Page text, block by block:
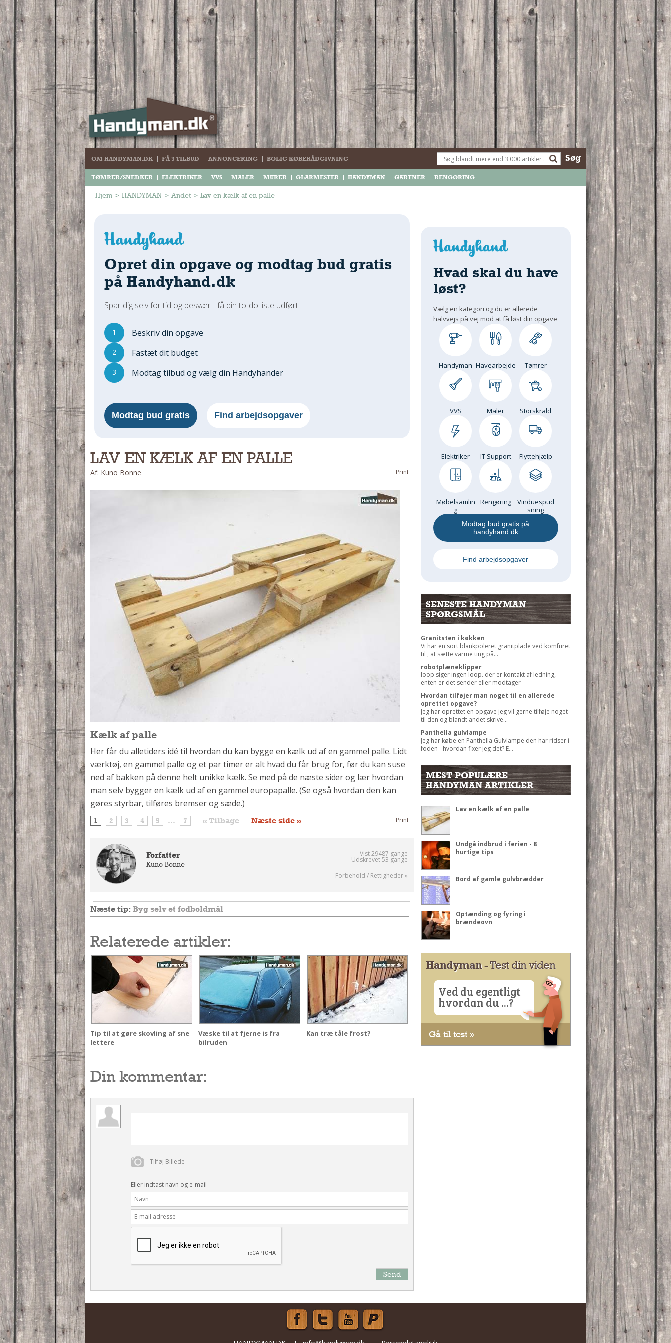
OM HANDYMAN.DK FÅ 3 TILBUD ANNONCERING BOLIG KØBERÅDGIVNING
TØMRER/SNEDKER ELEKTRIKER VVS MALER MURER GLARMESTER HANDYMAN GARTNER RENGØRING
Søg
Hjem > HANDYMAN > Andet > Lav en kælk af en palle
Opret din opgave og modtag bud gratis
på Handyhand.dk
Spar dig selv for tid og besvær - få din to-do liste udført
1 Beskriv din opgave
2 Fastæt dit budget
3 Modtag tilbud og vælg din Handyhander
Modtag bud gratis Find arbejdsopgaver
LAV EN KÆLK AF EN PALLE
Af: Kuno Bonne Print
Kælk af palle
Her får du alletiders idé til hvordan du kan bygge en kælk ud af en gammel palle. Lidt
værktøj, en gammel palle og et par timer er alt hvad du får brug for, før du kan suse
ned af bakken på denne helt unikke kælk. Se med på de næste sider og lær hvordan
man selv bygger en kælk ud af en gammel europapalle. (Se også hvordan den kan
gøres styrbar, tilføres bremser og sæde.)
1 2 3 4 5 ... 7 « Tilbage Næste side » Print
Forfatter
Kuno Bonne
Vist 29487 gange
Udskrevet 53 gange
Forbehold / Rettigheder »
Næste tip: Byg selv et fodboldmål
Relaterede artikler:
Tip til at gøre skovling af sne
lettere
Væske til at fjerne is fra
bilruden
Kan træ tåle frost?
Din kommentar:
Tilføj Billede
Eller indtast navn og e-mail
Send
Hvad skal du have
løst?
Vælg en kategori og du er allerede
halvvejs på vej mod at få løst din opgave
Handyman Havearbejde Tømrer
VVS Maler Storskrald
Elektriker IT Support Flyttehjælp
Møbelsamlin
g
Rengøring
Vinduespud
sning
Modtag bud gratis på
handyhand.dk
Find arbejdsopgaver
SENESTE HANDYMAN
SPØRGSMÅL
Granitsten i køkken
Vi har en sort blankpoleret granitplade ved komfuret
til , at sætte varme ting på...
robotplæneklipper
loop siger ingen loop. der er kontakt af ledning,
enten er det sender eller modtager
Hvordan tilføjer man noget til en allerede
oprettet opgave?
Jeg har oprettet en opgave jeg vil gerne tilføje noget
til den og blandt andet skrive...
Panthella gulvlampe
Jeg har købe en Panthella Gulvlampe den har ridser i
foden - hvordan fixer jeg det? E...
MEST POPULÆRE
HANDYMAN ARTIKLER
Lav en kælk af en palle
Undgå indbrud i ferien - 8
hurtige tips
Bord af gamle gulvbrædder
Optænding og fyring i
brændeovn
Handyman- Test din viden
Ved du egentligt
hvordan du ...?
Gå til test »